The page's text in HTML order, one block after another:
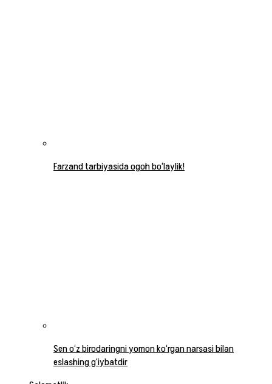
Farzand tarbiyasida ogoh bo‘laylik!
Sen o‘z birodaringni yomon ko‘rgan narsasi bilan
eslashing g‘iybatdir